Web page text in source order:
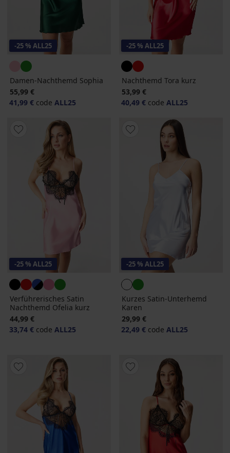
-25 % ALL25
Damen-Nachthemd Sophia
55,99 €
41,99 € code ALL25
-25 % ALL25
Nachthemd Tora kurz
53,99 €
40,49 € code ALL25
-25 % ALL25
Verführerisches Satin
Nachthemd Ofelia kurz
44,99 €
33,74 € code ALL25
-25 % ALL25
Kurzes Satin-Unterhemd
Karen
29,99 €
22,49 € code ALL25